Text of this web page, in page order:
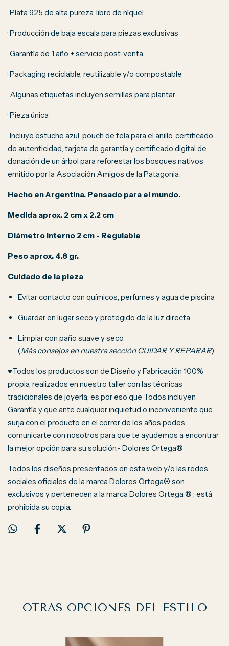
·Plata 925 de alta pureza, libre de níquel
·Producción de baja escala para piezas exclusivas
·Garantía de 1 año + servicio post-venta
·Packaging reciclable, reutilizable y/o compostable
· Algunas etiquetas incluyen semillas para plantar
·Pieza única
·Incluye estuche azul, pouch de tela para el anillo, certificado
de autenticidad, tarjeta de garantía y certificado digital de
donación de un árbol para reforestar los bosques nativos
emitido por la Asociación Amigos de la Patagonia.
Hecho en Argentina. Pensado para el mundo.
Medida aprox. 2 cm x 2.2 cm
Diámetro interno 2 cm - Regulable
Peso aprox. 4.8 gr.
Cuidado de la pieza
Evitar contacto con químicos, perfumes y agua de piscina
Guardar en lugar seco y protegido de la luz directa
Limpiar con paño suave y seco
(Más consejos en nuestra sección CUIDAR Y REPARAR)
♥Todos los productos son de Diseño y Fabricación 100%
propia, realizados en nuestro taller con las técnicas
tradicionales de joyería; es por eso que Todos incluyen
Garantía y que ante cualquier inquietud o inconveniente que
surja con el producto en el correr de los años podes
comunicarte con nosotros para que te ayudemos a encontrar
la mejor opción para su solución.- Dolores Ortega®
Todos los diseños presentados en esta web y/o las redes
sociales oficiales de la marca Dolores Ortega® son
exclusivos y pertenecen a la marca Dolores Ortega ® ; está
prohibida su copia.
OTRAS OPCIONES DEL ESTILO